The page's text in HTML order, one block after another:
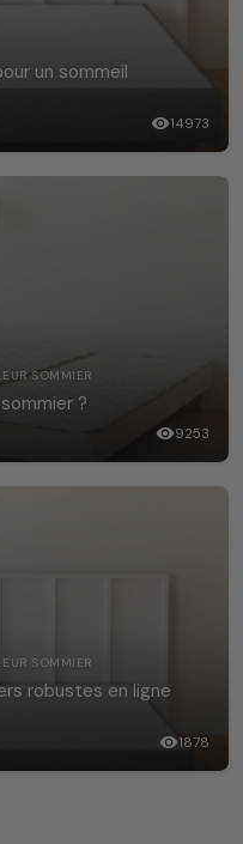
un sommeil
visibility14973
SOMMIER
?
visibility9253
SOMMIER
robustes en ligne
visibility1878